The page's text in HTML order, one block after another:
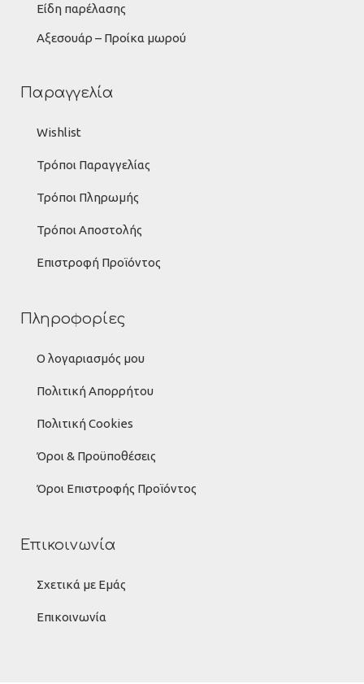
Είδη παρέλασης
Αξεσουάρ – Προίκα μωρού
Παραγγελία
Wishlist
Τρόποι Παραγγελίας
Τρόποι Πληρωμής
Τρόποι Αποστολής
Επιστροφή Προϊόντος
Πληροφορίες
Ο λογαριασμός μου
Πολιτική Απορρήτου
Πολιτική Cookies
Όροι & Προϋποθέσεις
Όροι Επιστροφής Προϊόντος
Επικοινωνία
Σχετικά με Εμάς
Επικοινωνία